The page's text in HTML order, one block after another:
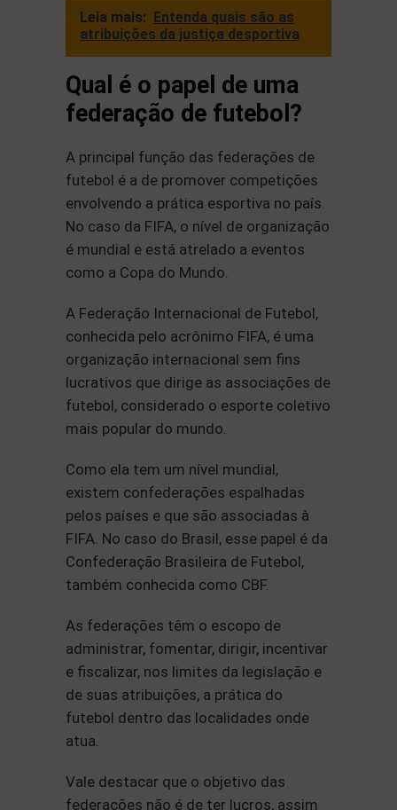
Leia mais: Entenda quais são as
atribuições da justiça desportiva
Qual é o papel de uma
federação de futebol?
A principal função das federações de
futebol é a de promover competições
envolvendo a prática esportiva no país.
No caso da FIFA, o nível de organização
é mundial e está atrelado a eventos
como a Copa do Mundo.
A Federação Internacional de Futebol,
conhecida pelo acrônimo FIFA, é uma
organização internacional sem fins
lucrativos que dirige as associações de
futebol, considerado o esporte coletivo
mais popular do mundo.
Como ela tem um nível mundial,
existem confederações espalhadas
pelos países e que são associadas à
FIFA. No caso do Brasil, esse papel é da
Confederação Brasileira de Futebol,
também conhecida como CBF.
As federações têm o escopo de
administrar, fomentar, dirigir, incentivar
e fiscalizar, nos limites da legislação e
de suas atribuições, a prática do
futebol dentro das localidades onde
atua.
Vale destacar que o objetivo das
federações não é de ter lucros, assim